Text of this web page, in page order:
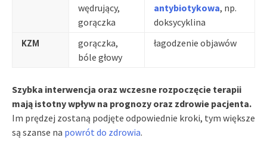
wędrujący,
gorączka
antybiotykowa, np.
doksycyklina
KZM
gorączka,
bóle głowy
łagodzenie objawów
Szybka interwencja oraz wczesne rozpoczęcie terapii
mają istotny wpływ na prognozy oraz zdrowie pacjenta.
Im prędzej zostaną podjęte odpowiednie kroki, tym większe
są szanse na powrót do zdrowia.